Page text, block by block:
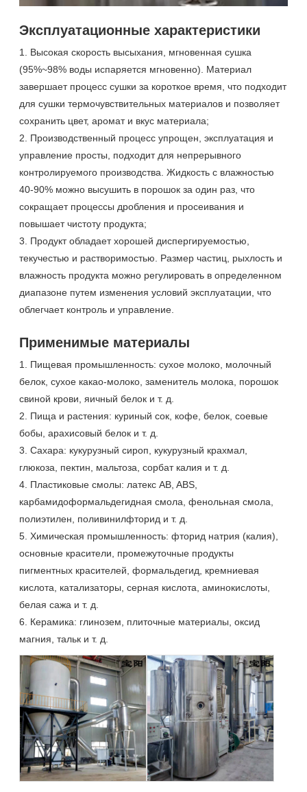
Эксплуатационные характеристики
1. Высокая скорость высыхания, мгновенная сушка
(95%~98% воды испаряется мгновенно). Материал
завершает процесс сушки за короткое время, что подходит
для сушки термочувствительных материалов и позволяет
сохранить цвет, аромат и вкус материала;
2. Производственный процесс упрощен, эксплуатация и
управление просты, подходит для непрерывного
контролируемого производства. Жидкость с влажностью
40-90% можно высушить в порошок за один раз, что
сокращает процессы дробления и просеивания и
повышает чистоту продукта;
3. Продукт обладает хорошей диспергируемостью,
текучестью и растворимостью. Размер частиц, рыхлость и
влажность продукта можно регулировать в определенном
диапазоне путем изменения условий эксплуатации, что
облегчает контроль и управление.
Применимые материалы
1. Пищевая промышленность: сухое молоко, молочный
белок, сухое какао-молоко, заменитель молока, порошок
свиной крови, яичный белок и т. д.
2. Пища и растения: куриный сок, кофе, белок, соевые
бобы, арахисовый белок и т. д.
3. Сахара: кукурузный сироп, кукурузный крахмал,
глюкоза, пектин, мальтоза, сорбат калия и т. д.
4. Пластиковые смолы: латекс AB, ABS,
карбамидоформальдегидная смола, фенольная смола,
полиэтилен, поливинилфторид и т. д.
5. Химическая промышленность: фторид натрия (калия),
основные красители, промежуточные продукты
пигментных красителей, формальдегид, кремниевая
кислота, катализаторы, серная кислота, аминокислоты,
белая сажа и т. д.
6. Керамика: глинозем, плиточные материалы, оксид
магния, тальк и т. д.